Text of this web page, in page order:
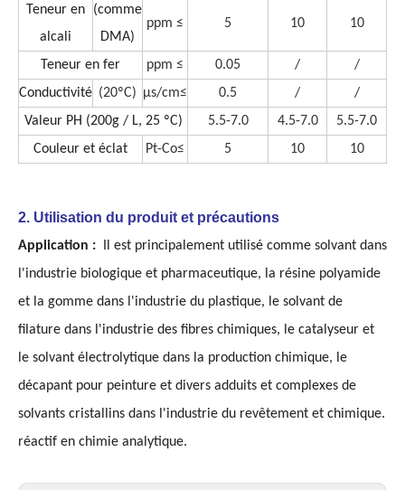
Teneur en
alcali
(comme
DMA)
ppm ≤ 5 10 10
Teneur en fer ppm ≤ 0.05 /
/
Conductivité (20ºC) μs/cm≤ 0.5 /
/
Valeur PH (200g / L, 25 ºC)
5.5-7.0 4.5-7.0
5.5-7.0
Couleur et éclat
Pt-Co≤ 5 10 10
2. Utilisation du produit et précautions
Application : Il est principalement utilisé comme solvant dans
l'industrie biologique et pharmaceutique, la résine polyamide
et la gomme dans l'industrie du plastique, le solvant de
filature dans l'industrie des fibres chimiques, le catalyseur et
le solvant électrolytique dans la production chimique, le
décapant pour peinture et divers adduits et complexes de
solvants cristallins dans l'industrie du revêtement et chimique.
réactif en chimie analytique.